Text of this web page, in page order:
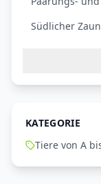
Südlicher
KATEGORIE
Tiere von A